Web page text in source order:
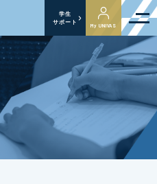
学生
サポート
My UNIVAS